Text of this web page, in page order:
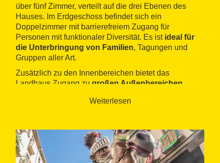
über fünf Zimmer, verteilt auf die drei Ebenen des
Hauses. Im Erdgeschoss befindet sich ein
Doppelzimmer mit barrierefreiem Zugang für
Personen mit funktionaler Diversität. Es ist ideal für
die Unterbringung von Familien, Tagungen und
Gruppen aller Art.
Zusätzlich zu den Innenbereichen bietet das
Landhaus Zugang zu großen Außenbereichen
sich im Pool erfrischen. Alles mit einem schönen Blick
Weiterlesen